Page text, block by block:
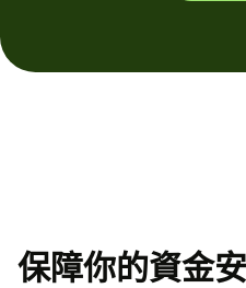
保障你的資金